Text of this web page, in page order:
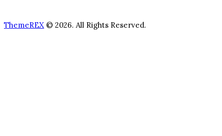
ThemeREX © 2026. All Rights Reserved.